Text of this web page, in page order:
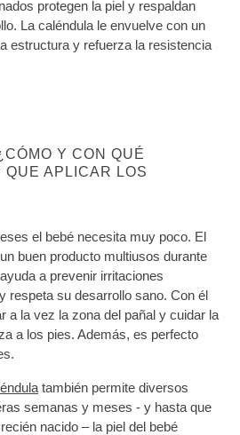
protegen la piel y respaldan
La caléndula le envuelve con un
estructura y refuerza la resistencia
Y CON QUÉ
QUE APLICAR LOS
el bebé necesita muy poco. El
buen producto multiusos durante
a prevenir irritaciones
respeta su desarrollo sano. Con él
a la vez la zona del pañal y cuidar la
a los pies. Además, es perfecto
también permite diversos
semanas y meses - y hasta que
nacido – la piel del bebé